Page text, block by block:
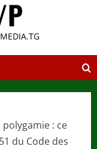
: ce
du Code des